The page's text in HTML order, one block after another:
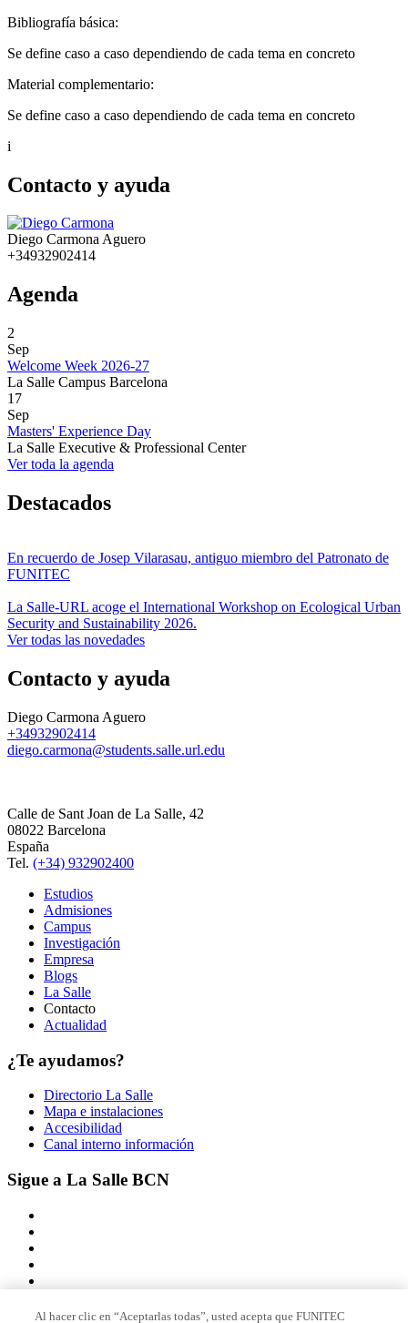
Bibliografía básica:
Se define caso a caso dependiendo de cada tema en concreto
Material complementario:
Se define caso a caso dependiendo de cada tema en concreto
i
Contacto y ayuda
Diego Carmona Aguero
+34932902414
Agenda
2
Sep
Welcome Week 2026-27
La Salle Campus Barcelona
17
Sep
Masters' Experience Day
La Salle Executive & Professional Center
Ver toda la agenda
Destacados
En recuerdo de Josep Vilarasau, antiguo miembro del Patronato de
FUNITEC
La Salle-URL acoge el International Workshop on Ecological Urban
Security and Sustainability 2026.
Ver todas las novedades
Contacto y ayuda
Diego Carmona Aguero
+34932902414
diego.carmona@students.salle.url.edu
Calle de Sant Joan de La Salle, 42
08022 Barcelona
España
Tel. (+34) 932902400
Estudios
Admisiones
Campus
Investigación
Empresa
Blogs
La Salle
Contacto
Actualidad
¿Te ayudamos?
Directorio La Salle
Mapa e instalaciones
Accesibilidad
Canal interno información
Sigue a La Salle BCN
Al hacer clic en “Aceptarlas todas”, usted acepta que FUNITEC